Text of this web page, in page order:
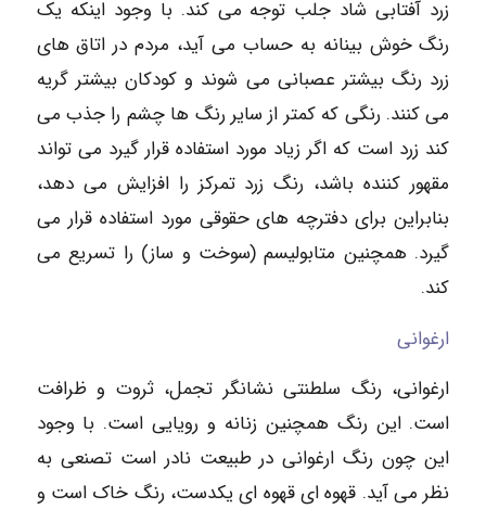
زرد آفتابی شاد جلب توجه می کند. با وجود اینکه یک
رنگ خوش بینانه به حساب می آید، مردم در اتاق های
زرد رنگ بیشتر عصبانی می شوند و کودکان بیشتر گریه
می کنند. رنگی که کمتر از سایر رنگ ها چشم را جذب می
کند زرد است که اگر زیاد مورد استفاده قرار گیرد می تواند
مقهور کننده باشد، رنگ زرد تمرکز را افزایش می دهد،
بنابراین برای دفترچه های حقوقی مورد استفاده قرار می
گیرد. همچنین متابولیسم (سوخت و ساز) را تسریع می
کند.
ارغوانی
ارغوانی، رنگ سلطنتی نشانگر تجمل، ثروت و ظرافت
است. این رنگ همچنین زنانه و رویایی است. با وجود
این چون رنگ ارغوانی در طبیعت نادر است تصنعی به
نظر می آید. قهوه ای قهوه ای یکدست، رنگ خاک است و